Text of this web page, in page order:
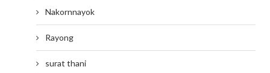
Nakornnayok
Rayong
surat thani